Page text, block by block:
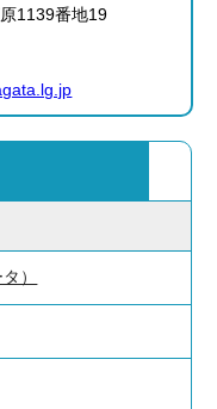
1139番地19
）